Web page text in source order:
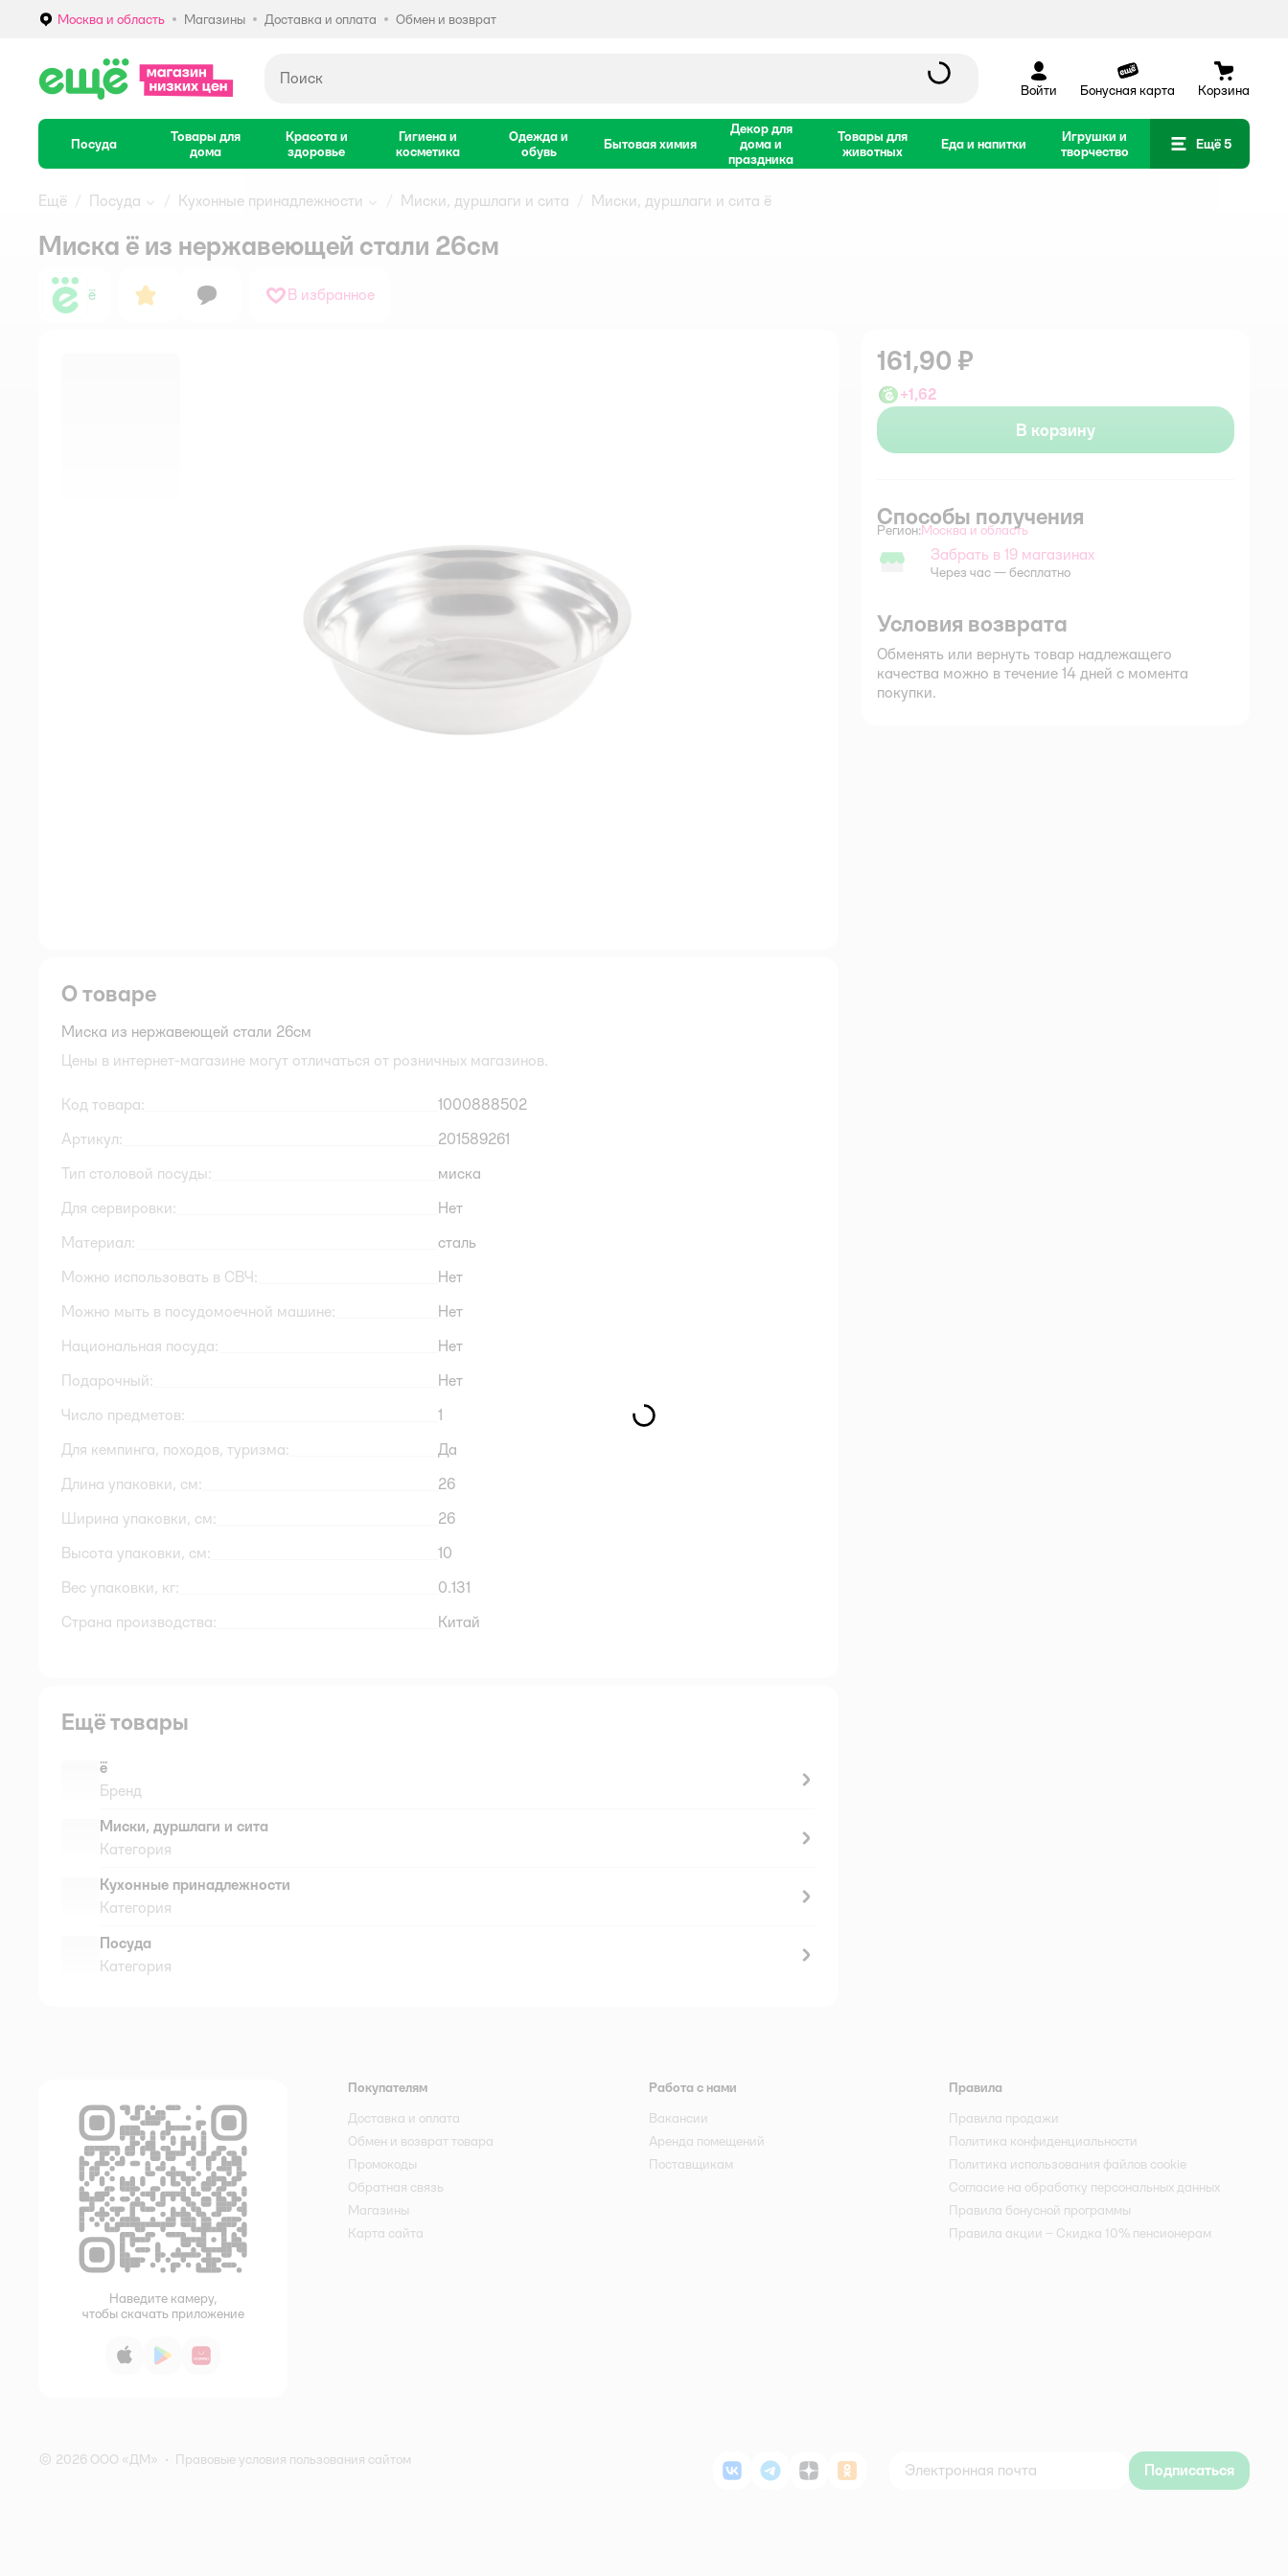
Выбор адреса доставки.
Москва и область Магазины Доставка и оплата Обмен и возврат
Войти Бонусная карта Корзина
Посуда
Товары для
дома
Красота и
здоровье
Гигиена и
косметика
Одежда и
обувь
Бытовая химия
Декор для
дома и
праздника
Товары для
животных
Еда и напитки
Игрушки и
творчество
Ещё 5
Ещё Посуда Кухонные принадлежности Миски, дуршлаги и сита Миски, дуршлаги и сита ё
Миска ё из нержавеющей стали 26см
ё В избранное
161,90 ₽
+1,62
В корзину
Способы получения
Регион: Выбор адреса доставки.
Москва и область
Забрать в магазине
Забрать в 19 магазинах
Через час — бесплатно
Условия возврата
Обменять или вернуть товар надлежащего
качества можно в течение 14 дней с момента
покупки.
О товаре
Миска из нержавеющей стали 26см
Цены в интернет-магазине могут отличаться от розничных магазинов.
Код товара:
1000888502
Артикул:
201589261
Тип столовой посуды:
миска
Для сервировки:
Нет
Материал:
сталь
Можно использовать в СВЧ:
Нет
Можно мыть в посудомоечной машине:
Нет
Национальная посуда:
Нет
Подарочный:
Нет
Число предметов:
1
Для кемпинга, походов, туризма:
Да
Длина упаковки, см:
26
Ширина упаковки, см:
26
Высота упаковки, см:
10
Вес упаковки, кг:
0.131
Страна производства:
Китай
Ещё товары
ё
Бренд
Миски, дуршлаги и сита
Категория
Кухонные принадлежности
Категория
Посуда
Категория
Наведите камеру,
чтобы скачать приложение
App StoreGoogle PlayAppGallery
Покупателям
Доставка и оплата
Обмен и возврат товара
Промокоды
Обратная связь
Магазины
Карта сайта
Работа с нами
Вакансии
Аренда помещений
Поставщикам
Правила
Правила продажи
Политика конфиденциальности
Политика использования файлов cookie
Согласие на обработку персональных данных
Правила бонусной программы
Правила акции – Скидка 10% пенсионерам
© 2026 ООО «ДМ» • Правовые условия пользования сайтом
ВКонтакте
TelegramДзен Одноклассники Подписаться